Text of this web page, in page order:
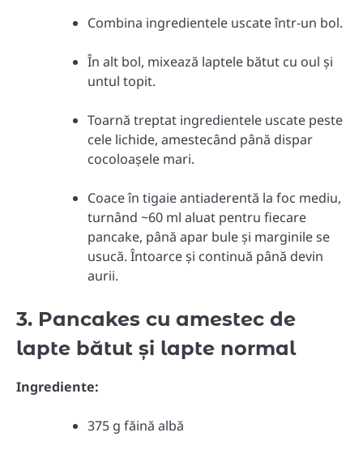
Combina ingredientele uscate într-un bol.
În alt bol, mixează laptele bătut cu oul și
untul topit.
Toarnă treptat ingredientele uscate peste
cele lichide, amestecând până dispar
cocoloașele mari.
Coace în tigaie antiaderentă la foc mediu,
turnând ~60 ml aluat pentru fiecare
pancake, până apar bule și marginile se
usucă. Întoarce și continuă până devin
aurii.
3. Pancakes cu amestec de
lapte bătut și lapte normal
Ingrediente:
375 g făină albă